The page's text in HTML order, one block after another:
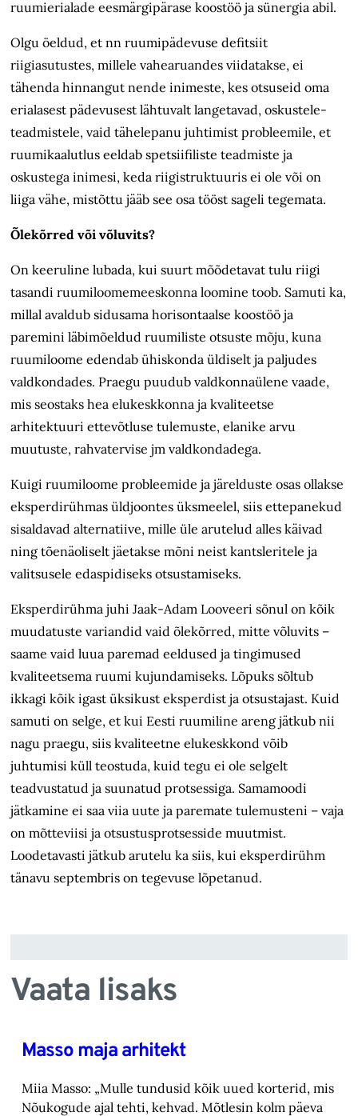
ruumierialade eesmärgipärase koostöö ja sünergia abil.
Olgu öeldud, et nn ruumipädevuse defitsiit
riigiasutustes, millele vahearuandes viidatakse, ei
tähenda hinnangut nende inimeste, kes otsuseid oma
erialasest pädevusest lähtuvalt langetavad, oskustele-
teadmistele, vaid tähelepanu juhtimist probleemile, et
ruumikaalutlus eeldab spetsiifiliste teadmiste ja
oskustega inimesi, keda riigistruktuuris ei ole või on
liiga vähe, mistõttu jääb see osa tööst sageli tegemata.
Õlekõrred või võluvits?
On keeruline lubada, kui suurt mõõdetavat tulu riigi
tasandi ruumiloomemeeskonna loomine toob. Samuti ka,
millal avaldub sidusama horisontaalse koostöö ja
paremini läbimõeldud ruumiliste otsuste mõju, kuna
ruumiloome edendab ühiskonda üldiselt ja paljudes
valdkondades. Praegu puudub valdkonnaülene vaade,
mis seostaks hea elukeskkonna ja kvaliteetse
arhitektuuri ettevõtluse tulemuste, elanike arvu
muutuste, rahvatervise jm valdkondadega.
Kuigi ruumiloome probleemide ja järelduste osas ollakse
eksperdirühmas üldjoontes üksmeelel, siis ettepanekud
sisaldavad alternatiive, mille üle arutelud alles käivad
ning tõenäoliselt jäetakse mõni neist kantsleritele ja
valitsusele edaspidiseks otsustamiseks.
Eksperdirühma juhi Jaak-Adam Looveeri sõnul on kõik
muudatuste variandid vaid õlekõrred, mitte võluvits –
saame vaid luua paremad eeldused ja tingimused
kvaliteetsema ruumi kujundamiseks. Lõpuks sõltub
ikkagi kõik igast üksikust eksperdist ja otsustajast. Kuid
samuti on selge, et kui Eesti ruumiline areng jätkub nii
nagu praegu, siis kvaliteetne elukeskkond võib
juhtumisi küll teostuda, kuid tegu ei ole selgelt
teadvustatud ja suunatud protsessiga. Samamoodi
jätkamine ei saa viia uute ja paremate tulemusteni – vaja
on mõtteviisi ja otsustusprotsesside muutmist.
Loodetavasti jätkub arutelu ka siis, kui eksperdirühm
tänavu septembris on tegevuse lõpetanud.
Vaata lisaks
Masso maja arhitekt
Miia Masso: „Mulle tundusid kõik uued korterid, mis
Nõukogude ajal tehti, kehvad. Mõtlesin kolm päeva